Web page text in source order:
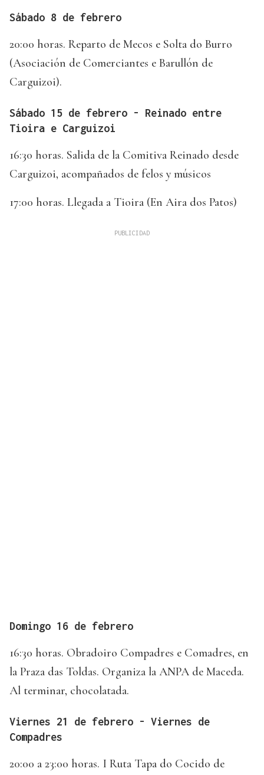
Sábado 8 de febrero
20:00 horas. Reparto de Mecos e Solta do Burro
(Asociación de Comerciantes e Barullón de
Carguizoi).
Sábado 15 de febrero - Reinado entre
Tioira e Carguizoi
16:30 horas. Salida de la Comitiva Reinado desde
Carguizoi, acompañados de felos y músicos
17:00 horas. Llegada a Tioira (En Aira dos Patos)
Domingo 16 de febrero
16:30 horas. Obradoiro Compadres e Comadres, en
la Praza das Toldas. Organiza la ANPA de Maceda.
Al terminar, chocolatada.
Viernes 21 de febrero - Viernes de
Compadres
20:00 a 23:00 horas. I Ruta Tapa do Cocido de